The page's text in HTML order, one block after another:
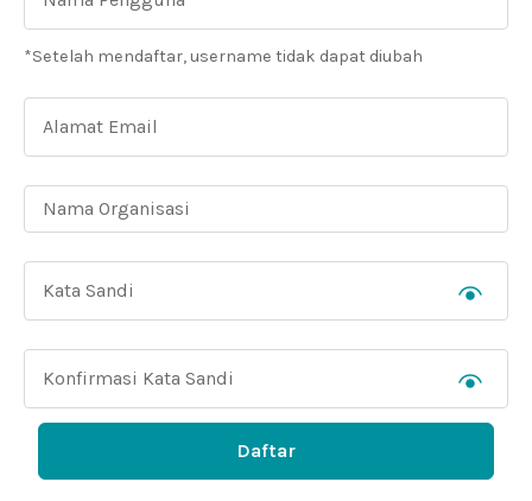
*Setelah mendaftar, username tidak dapat diubah
Daftar